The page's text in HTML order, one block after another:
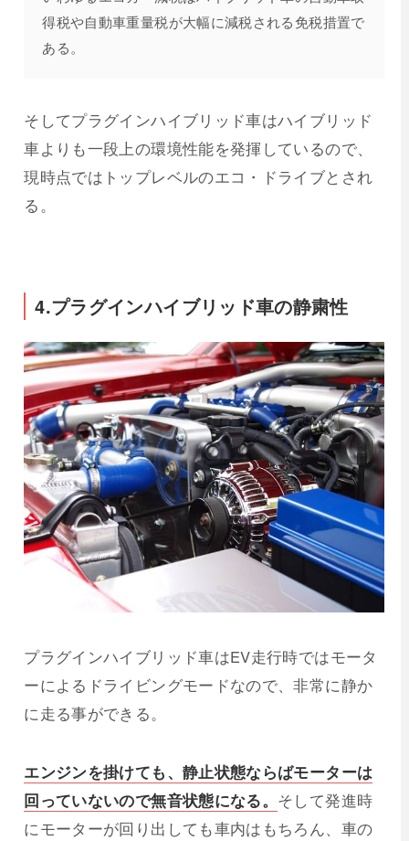
得税や自動車重量税が大幅に減税される免税措置で
ある。
そしてプラグインハイブリッド車はハイブリッド
車よりも一段上の環境性能を発揮しているので、
現時点ではトップレベルのエコ・ドライブとされ
る。
4.プラグインハイブリッド車の静粛性
プラグインハイブリッド車はEV走行時ではモータ
ーによるドライビングモードなので、非常に静か
に走る事ができる。
エンジンを掛けても、静止状態ならばモーターは
回っていないので無音状態になる。 そして発進時
にモーターが回り出しても車内はもちろん、車の